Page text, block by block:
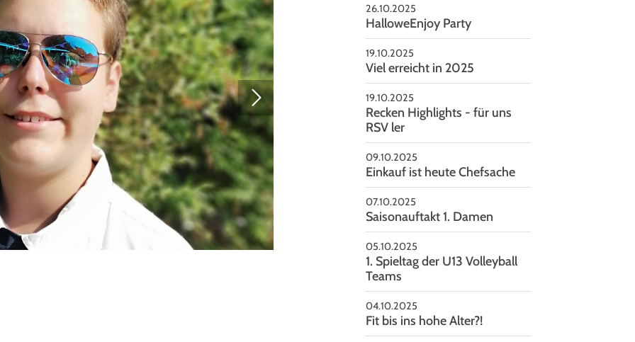
Soziale Talente ´24 - Archiv: RSB - mit unserem Talent Claas
26.10.2025
HalloweEnjoy Party
19.10.2025
Viel erreicht in 2025
19.10.2025
Recken Highlights - für uns
RSV ler
09.10.2025
Einkauf ist heute Chefsache
07.10.2025
Saisonauftakt 1. Damen
05.10.2025
1. Spieltag der U13 Volleyball
Teams
04.10.2025
Fit bis ins hohe Alter?!